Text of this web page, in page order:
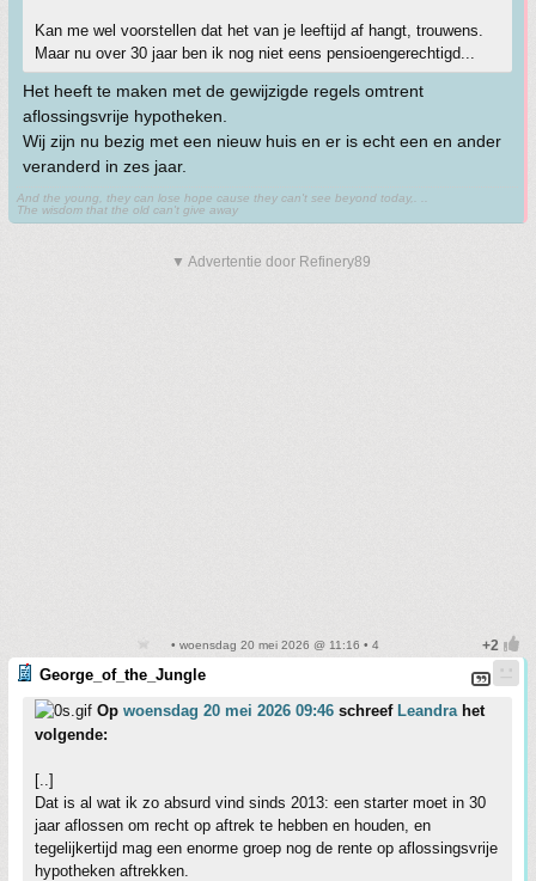
Kan me wel voorstellen dat het van je leeftijd af hangt, trouwens.
Maar nu over 30 jaar ben ik nog niet eens pensioengerechtigd...
Het heeft te maken met de gewijzigde regels omtrent
aflossingsvrije hypotheken.
Wij zijn nu bezig met een nieuw huis en er is echt een en ander
veranderd in zes jaar.
And the young, they can lose hope cause they can't see beyond today,. ..
The wisdom that the old can't give away
▼ Advertentie door Refinery89
• woensdag 20 mei 2026 @ 11:16 • 4
George_of_the_Jungle
Op woensdag 20 mei 2026 09:46 schreef Leandra het
volgende:
[..]
Dat is al wat ik zo absurd vind sinds 2013: een starter moet in 30
jaar aflossen om recht op aftrek te hebben en houden, en
tegelijkertijd mag een enorme groep nog de rente op aflossingsvrije
hypotheken aftrekken.